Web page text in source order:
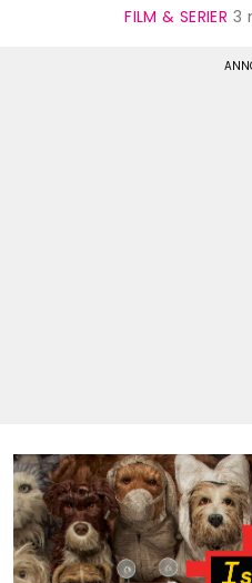
FILM & SERIER 3